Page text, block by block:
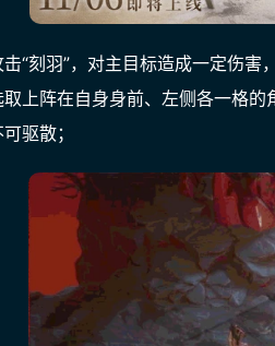
“刻羽”，对主目标造成一定伤害
取上阵在自身身前、左侧各一格
驱散；